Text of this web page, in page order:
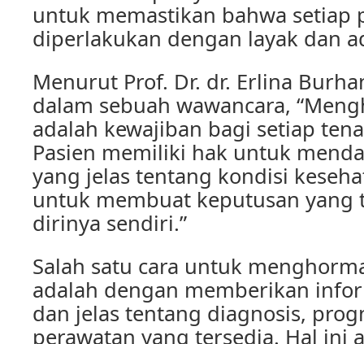
untuk memastikan bahwa setiap
diperlakukan dengan layak dan
Menurut Prof. Dr. dr. Erlina
dalam sebuah wawancara,
adalah kewajiban bagi setiap
Pasien memiliki hak untuk
yang jelas tentang kondisi
untuk membuat keputusan yang
dirinya sendiri.”
Salah satu cara untuk
adalah dengan memberikan
dan jelas tentang diagnosis,
perawatan yang tersedia. Hal ini